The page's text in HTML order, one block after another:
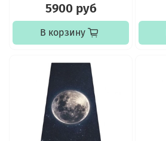
5900 руб
В корзину